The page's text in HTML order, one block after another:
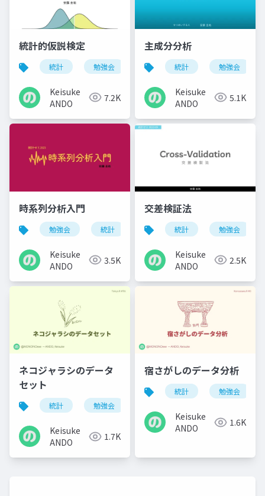
統計的仮説検定
統計 勉強会
Keisuke
ANDO
7.2K
主成分分析
統計 勉強会
Keisuke
ANDO
5.1K
時系列分析入門
勉強会 統計
Keisuke
ANDO
3.5K
交差検証法
統計 勉強会
Keisuke
ANDO
2.5K
ネコジャラシのデータ
セット
統計 勉強会
Keisuke
ANDO
1.7K
宿さがしのデータ分析
統計 勉強会
Keisuke
ANDO
1.6K